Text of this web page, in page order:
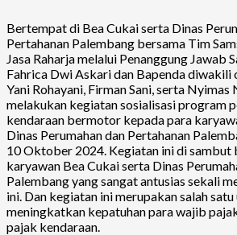
Bertempat di Bea Cukai serta Dinas
Pertahanan Palembang bersama Tim
Jasa Raharja melalui Penanggung Jawab
Fahrica Dwi Askari dan Bapenda diwakili
Yani Rohayani, Firman Sani, serta Nyimas
melakukan kegiatan sosialisasi program
kendaraan bermotor kepada para
Dinas Perumahan dan Pertahanan
10 Oktober 2024. Kegiatan ini di sambut
karyawan Bea Cukai serta Dinas
Palembang yang sangat antusias sekali
ini. Dan kegiatan ini merupakan salah
meningkatkan kepatuhan para wajib
pajak kendaraan.